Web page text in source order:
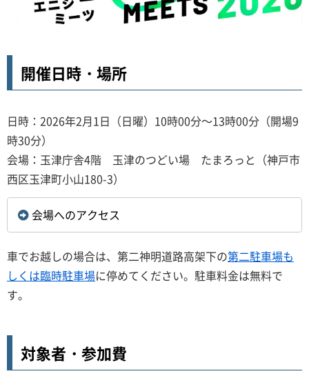
開催日時・場所
日時：2026年2月1日（日曜）10時00分～13時00分（開場9
時30分）
会場：玉津庁舎4階 玉津のつどい場 たまろっと（神戸市
西区玉津町小山180-3）
会場へのアクセス
車でお越しの場合は、第二神明道路高架下の第二駐車場も
しくは臨時駐車場に停めてください。駐車料金は無料で
す。
対象者・参加費